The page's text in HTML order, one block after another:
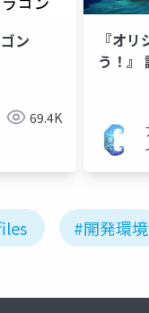
ン
69.4K
『オ
う！』
#開発環境